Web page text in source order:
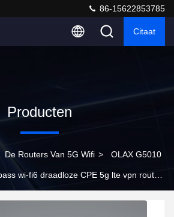
86-15622853785
Citaat
Producten
De Routers Van 5G Wifi > OLAX G5010
wi-fi6 draadloze CPE 5g lte vpn router